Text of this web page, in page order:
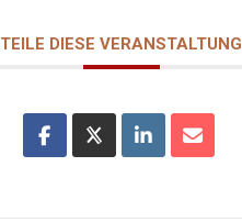
TEILE DIESE VERANSTALTUNG